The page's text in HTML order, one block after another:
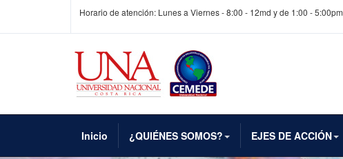
Horario de atención: Lunes a Viernes - 8:00 - 12md y de 1:00 - 5:00pm
Inicio ¿QUIÉNES SOMOS? EJES DE ACCIÓN